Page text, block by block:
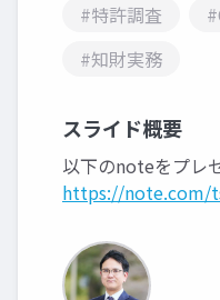
#特許調査
#知財実務
スライド概要
以下のnoteをプレ
https://note.com/